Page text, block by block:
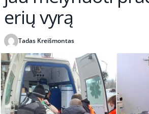
erių vyrą
Tadas Kreišmontas